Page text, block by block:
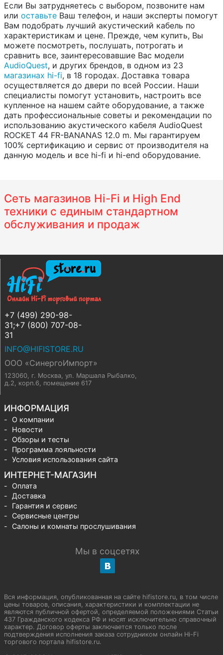
Если Вы затрудняетесь с выбором, позвоните нам
или оставьте Ваш телефон, и наши эксперты помогут
Вам подобрать лучший акустический кабель по
характеристикам и цене. Прежде, чем купить, Вы
можете посмотреть, послушать, потрогать и
сравнить все, заинтересовавшие Вас модели
AudioQuest, и других брендов, в одном из 23
магазинах hi-fi, в 18 городах. Доставка товара
осуществляется до двери по всей России. Наши
специалисты помогут установить, настроить все
купленное на нашем сайте оборудование, а также
дать профессиональные советы и рекомендации по
использованию акустического кабеля AudioQuest
ROCKET 44 FR-BANANAS 12.0 m. Мы гарантируем
100% сертификацию и сервис от производителя на
данную модель и все hi-fi и hi-end оборудование.
Сеть магазинов Hi-Fi и High End
техники с единым стандартном
обслуживания и продаж
+7 (499) 290-98-
31;+7 (800) 707-08-
31
INFO@HIFISTORE.RU
ООО «СинергоИмпорт»
123060, г. Москва, ул. Маршала Рыбалко,
д.2, корп.6, помещение 617
ИНФОРМАЦИЯ
О компании
Новости
Обзоры и тесты
Программа лояльности
Условия использования сайта
ИНТЕРНЕТ-МАГАЗИН
Оплата
Доставка
Гарантия и сервис
Сервисные центры
Салоны и комнаты прослушивания
Мы в соцсетях
Вся информация, опубликованная на сайте hifistore.ru, в том числе
цены товаров, описания, характеристики и комплектации не
являются публичной офертой, определяемой положениями Статьи
437 Гражданского кодекса РФ и носят исключительно справочный
характер. Договор оферты заключается только после
подтверждения исполнения заказа сотрудником онлайн Hi-Fi
торгового портала hifistore.ru.